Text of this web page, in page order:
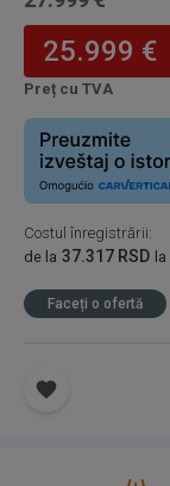
25.999 €
Preț cu TVA
Costul înregistrării:
de la 37.317 RSD la
Faceți o ofertă